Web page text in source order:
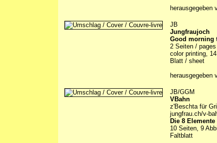
JB
Jungfraujoch
Good morning
2 Seiten /
color printing,
Blatt / sheet
JB/GGM
VBahn
z'Beschta für
jungfrau.ch/v-
Die 8 Elemente
10 Seiten, 9
Faltblatt